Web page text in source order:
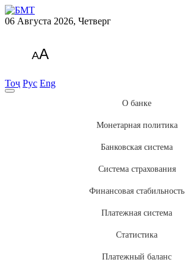
06 Августа 2026, Четверг
AA
Тоҷ Рус Eng
О банке
Монетарная политика
Банковская система
Система страхования
Финансовая стабильность
Платежная система
Статистика
Платежный баланс